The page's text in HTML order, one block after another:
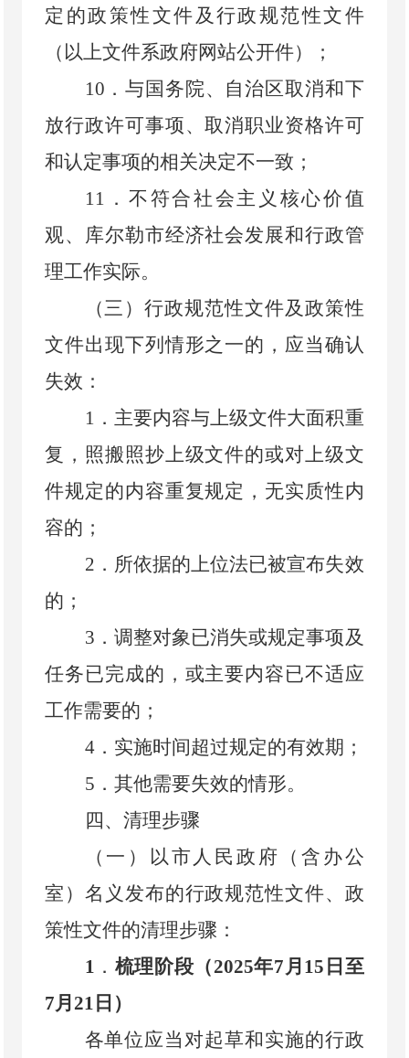
定的政策性文件及行政规范性文件
（以上文件系政府网站公开件）
；
10 ．与国务院、自治区取消和下
放行政许可事项、取消职业资格许可
和认定事项的相关决定不一致；
11
． 不符合社会主义核心价值
观、库尔勒市经济社会发展和行政管
理工作实际。
（三）行政规范性文件及政策性
文件出现下列情形之一的，应当确认
失效：
1 ． 主要内容与上级文件大面积重
复，照搬照抄上级文件的或对上级文
件规定的内容重复规定，无实质性内
容的；
2 ． 所依据的上位法已被宣布失效
的；
3 ． 调整对象已消失或规定事项及
任务已完成的，或主要内容已不适应
工作需要的；
4． 实施时间超过规定的有效期；
5 ． 其他需要失效的情形。
四、清理步骤
（一）以市人民政府（含办公
室）名义发布的行政规范性文件、政
策性文件的清理步骤 ：
1 ． 梳理阶段（2025年7 月 15 日至
7 月21 日）
各单位应当对起草和实施的行政